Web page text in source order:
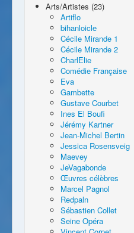
Arts/Artistes (23)
Artiflo
bihanloicle
Cécile Mirande 1
Cécile Mirande 2
CharlElie
Comédie Française
Eva
Gambette
Gustave Courbet
Ines El Boufi
Jérémy Kartner
Jean-Michel Bertin
Jessica Rosensveig
Maevey
JeVagabonde
Œuvres célèbres
Marcel Pagnol
Redpaln
Sébastien Collet
Seine Opéra